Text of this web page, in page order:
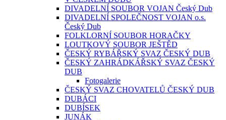
DIVADELNÍ SOUBOR VOJAN Český Dub
DIVADELNÍ SPOLEČNOST VOJAN o.s.
Český Dub
FOLKLORNÍ SOUBOR HORAČKY
LOUTKOVÝ SOUBOR JEŠTĚD
ČESKÝ RYBÁŘSKÝ SVAZ ČESKÝ DUB
ČESKÝ ZAHRÁDKÁŘSKÝ SVAZ ČESKÝ
DUB
Fotogalerie
ČESKÝ SVAZ CHOVATELŮ ČESKÝ DUB
DUBÁCI
DUBÍSEK
JUNÁK